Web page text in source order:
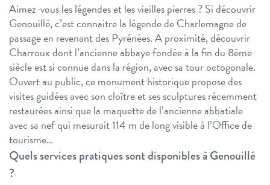
Aimez-vous les légendes et les vieilles pierres ? Si découvrir
Genouillé, c’est connaitre la légende de Charlemagne de
passage en revenant des Pyrénées. A proximité, découvrir
Charroux dont l’ancienne abbaye fondée à la fin du 8ème
siècle est si connue dans la région, avec sa tour octogonale.
Ouvert au public, ce monument historique propose des
visites guidées avec son cloître et ses sculptures récemment
restaurées ainsi que la maquette de l’ancienne abbatiale
avec sa nef qui mesurait 114 m de long visible à l’Office de
tourisme…
Quels services pratiques sont disponibles à Genouillé
?